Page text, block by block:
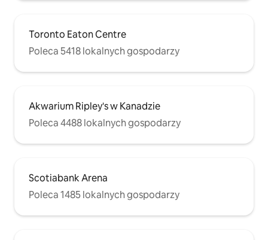
Toronto Eaton Centre
Poleca 5418 lokalnych gospodarzy
Akwarium Ripley's w Kanadzie
Poleca 4488 lokalnych gospodarzy
Scotiabank Arena
Poleca 1485 lokalnych gospodarzy